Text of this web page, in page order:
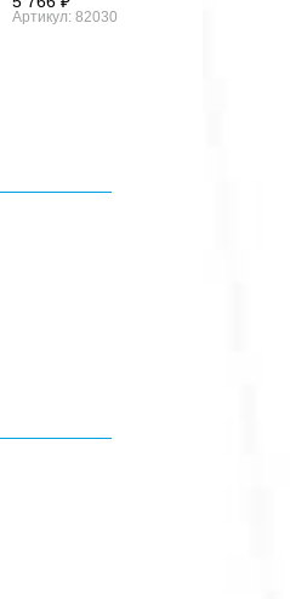
Артикул: 82030